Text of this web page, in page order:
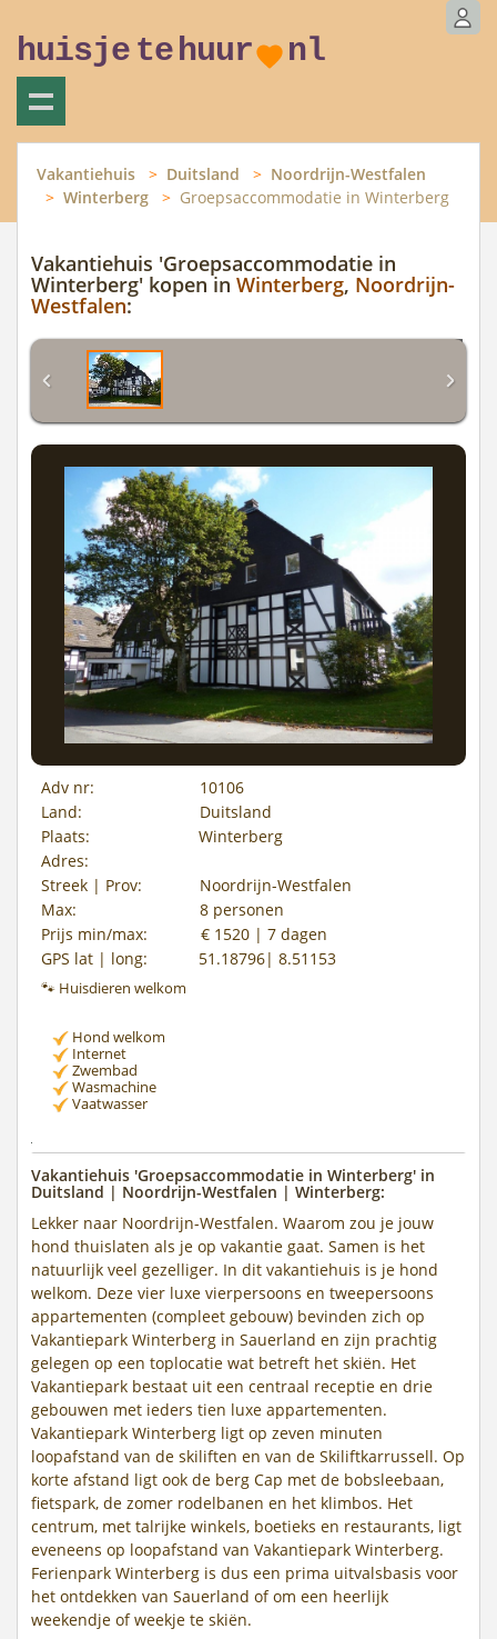
huisje tehuur nl
Vakantiehuis Duitsland
Noordrijn-Westfalen
Winterberg
Groepsaccommodatie in Winterberg
Vakantiehuis 'Groepsaccommodatie in
Winterberg' kopen in Winterberg, Noordrijn-
Westfalen:
Adv nr:
10106
Land:
Duitsland
Plaats:
Winterberg
Adres:
Streek | Prov:
Noordrijn-Westfalen
Max:
8 personen
Prijs min/max:
€ 1520 | 7 dagen
GPS lat | long:
51.18796| 8.51153
🐾 Huisdieren welkom
Hond welkom
Internet
Zwembad
Wasmachine
Vaatwasser
Vakantiehuis 'Groepsaccommodatie in Winterberg' in
Duitsland | Noordrijn-Westfalen | Winterberg:
Lekker naar Noordrijn-Westfalen. Waarom zou je jouw
hond thuislaten als je op vakantie gaat. Samen is het
natuurlijk veel gezelliger. In dit vakantiehuis is je hond
welkom. Deze vier luxe vierpersoons en tweepersoons
appartementen (compleet gebouw) bevinden zich op
Vakantiepark Winterberg in Sauerland en zijn prachtig
gelegen op een toplocatie wat betreft het skiën. Het
Vakantiepark bestaat uit een centraal receptie en drie
gebouwen met ieders tien luxe appartementen.
Vakantiepark Winterberg ligt op zeven minuten
loopafstand van de skiliften en van de Skiliftkarrussell. Op
korte afstand ligt ook de berg Cap met de bobsleebaan,
fietspark, de zomer rodelbanen en het klimbos. Het
centrum, met talrijke winkels, boetieks en restaurants, ligt
eveneens op loopafstand van Vakantiepark Winterberg.
Ferienpark Winterberg is dus een prima uitvalsbasis voor
het ontdekken van Sauerland of om een heerlijk
weekendje of weekje te skiën.